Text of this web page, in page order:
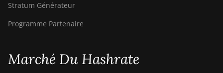
S21 XP (270Th)
BITMAIN AntMiner
BITMAIN AntMiner
Stratum Générateur
Programme Partenaire
Marché Du Hashrate